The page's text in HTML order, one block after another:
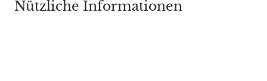
Nützliche Informationen